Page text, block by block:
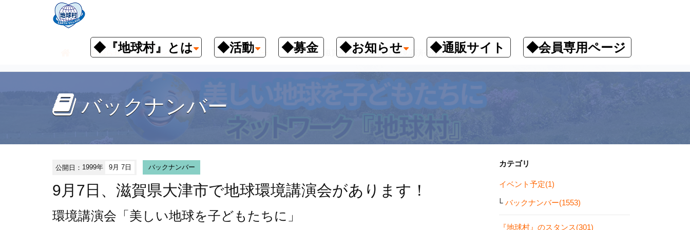
◆『地球村』とは ◆活動 ◆募金 ◆お知らせ ◆通販サイト ◆会員専用ページ
お知らせ イベント予定 バックナンバー 9月7日、滋賀県大津市で地球環境講演会があります！
バックナンバー
公開日： 1999年 9月 7日 バックナンバー
9月7日、滋賀県大津市で地球環境講演会があります！
環境講演会 「美しい地球を子どもたちに」
カテゴリ
イベント予定(1)
バックナンバー(1553)
『地球村』のスタンス(301)